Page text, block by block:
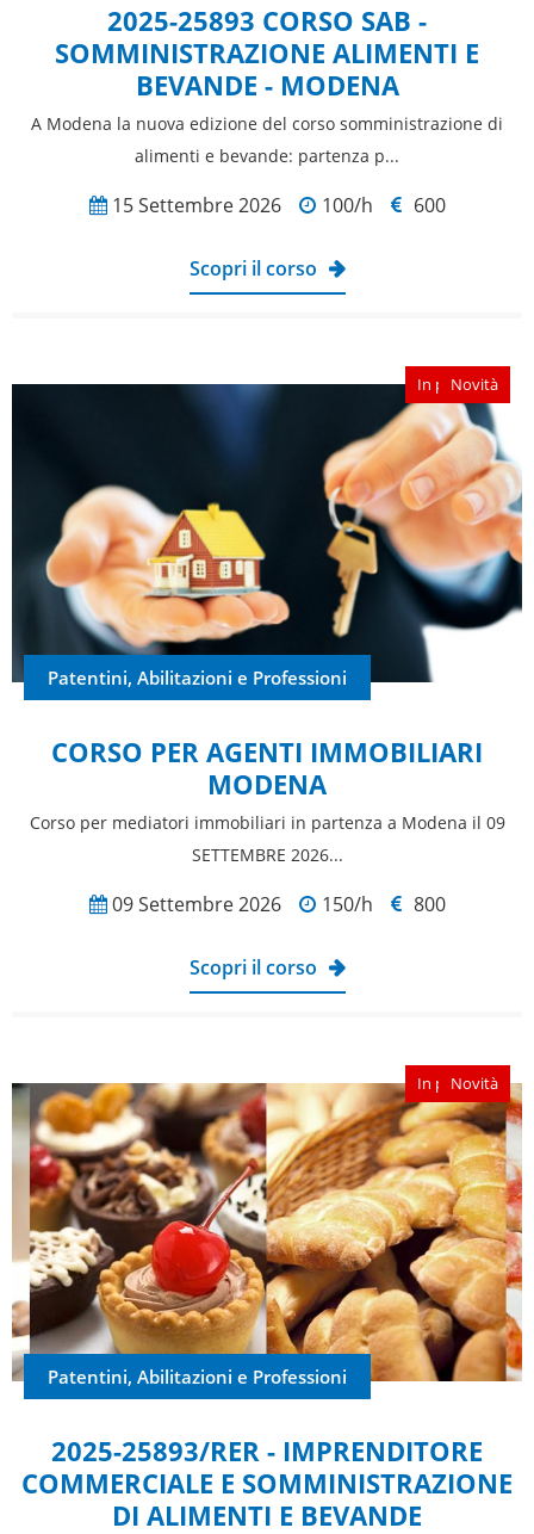
2025-25893 CORSO SAB -
SOMMINISTRAZIONE ALIMENTI E
BEVANDE - MODENA
A Modena la nuova edizione del corso somministrazione di
alimenti e bevande: partenza p...
15 Settembre 2026 100/h 600
Scopri il corso
In partenza
Novità
Patentini, Abilitazioni e Professioni
CORSO PER AGENTI IMMOBILIARI
MODENA
Corso per mediatori immobiliari in partenza a Modena il 09
SETTEMBRE 2026...
09 Settembre 2026 150/h 800
Scopri il corso
In partenza
Novità
Patentini, Abilitazioni e Professioni
2025-25893/RER - IMPRENDITORE
COMMERCIALE E SOMMINISTRAZIONE
DI ALIMENTI E BEVANDE